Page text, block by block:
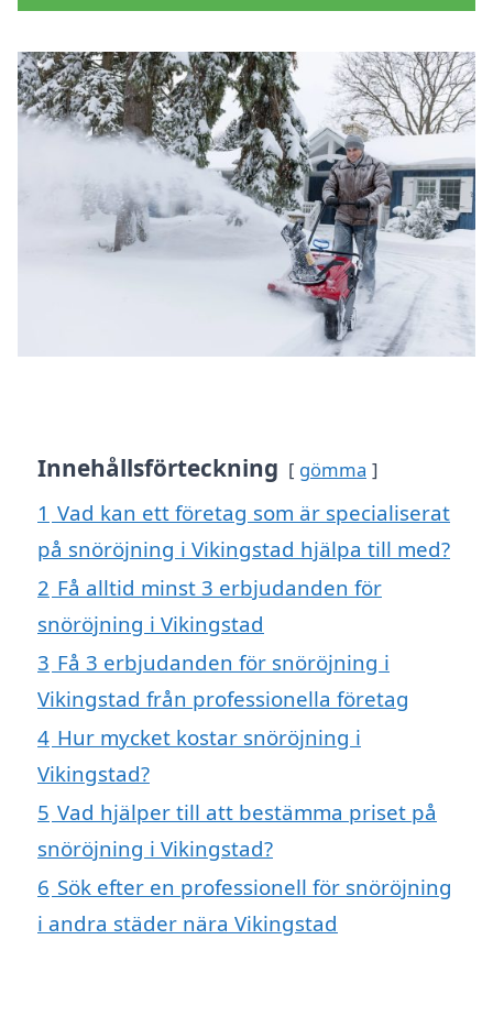
Innehållsförteckning gömma
1 Vad kan ett företag som är specialiserat
på snöröjning i Vikingstad hjälpa till med?
2 Få alltid minst 3 erbjudanden för
snöröjning i Vikingstad
3 Få 3 erbjudanden för snöröjning i
Vikingstad från professionella företag
4 Hur mycket kostar snöröjning i
Vikingstad?
5 Vad hjälper till att bestämma priset på
snöröjning i Vikingstad?
6 Sök efter en professionell för snöröjning
i andra städer nära Vikingstad